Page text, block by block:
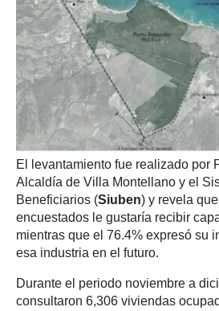
El levantamiento fue realizado por
Alcaldía de Villa Montellano y el
Beneficiarios (Siuben) y revela
encuestados le gustaría recibir
mientras que el 76.4% expresó su
esa industria en el futuro.
Durante el periodo noviembre a
consultaron 6,306 viviendas